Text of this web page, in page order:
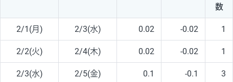
数
2/1(月) 2/3(水) 0.02 -0.02 1
2/2(火) 2/4(木) 0.02 -0.02 1
2/3(水) 2/5(金) 0.1 -0.1 3